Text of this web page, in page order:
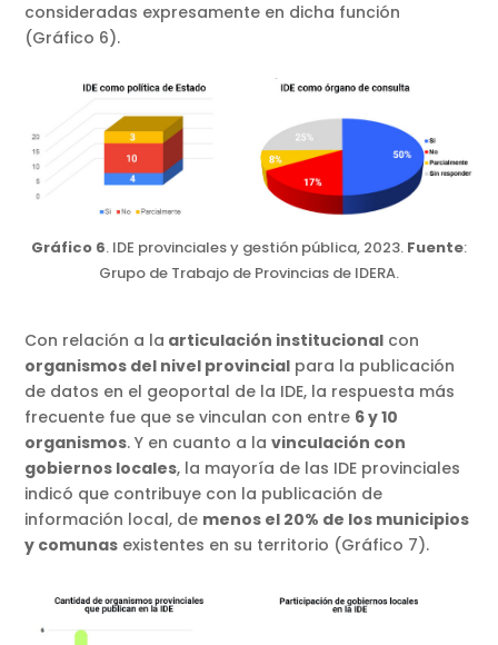
consideradas expresamente en dicha función
(Gráfico 6).
Gráfico 6. IDE provinciales y gestión pública, 2023. Fuente:
Grupo de Trabajo de Provincias de IDERA.
Con relación a la articulación institucional con
organismos del nivel provincial para la publicación
de datos en el geoportal de la IDE, la respuesta más
frecuente fue que se vinculan con entre 6 y 10
organismos. Y en cuanto a lavinculación con
gobiernos locales, la mayoría de las IDE provinciales
indicó que contribuye con la publicación de
información local, de menos el 20% de los municipios
y comunas existentes en su territorio (Gráfico 7).